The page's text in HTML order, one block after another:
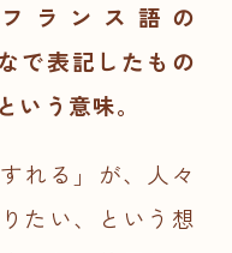
ランス語の
で表記したもの
いう意味。
れる」が、人々
たい、という想